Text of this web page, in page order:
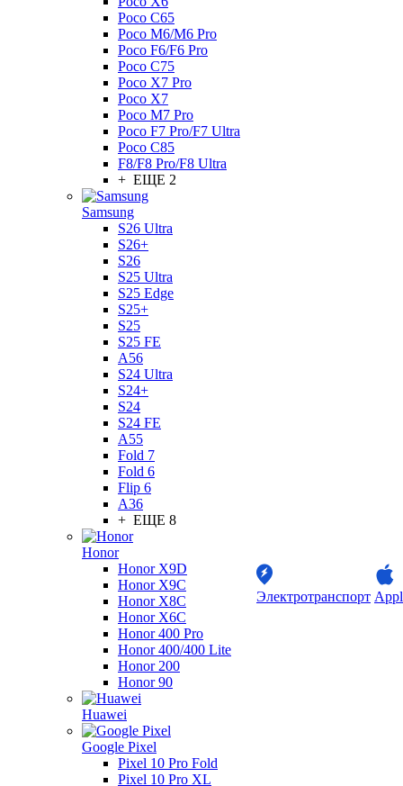
Poco C65
Poco M6/M6 Pro
Poco F6/F6 Pro
Poco C75
Poco X7 Pro
Poco X7
Poco M7 Pro
Poco F7 Pro/F7 Ultra
Poco C85
F8/F8 Pro/F8 Ultra
+ ЕЩЕ 2
Samsung
S26 Ultra
S26+
S26
S25 Ultra
S25 Edge
S25+
S25
S25 FE
A56
S24 Ultra
S24+
S24
S24 FE
A55
Fold 7
Fold 6
Flip 6
A36
+ ЕЩЕ 8
Honor
Honor X9D
Honor X9C
Honor X8C
Honor X6C
Honor 400 Pro
Honor 400/400 Lite
Honor 200
Honor 90
Huawei
Google Pixel
Pixel 10 Pro Fold
Pixel 10 Pro XL
Электротранспорт